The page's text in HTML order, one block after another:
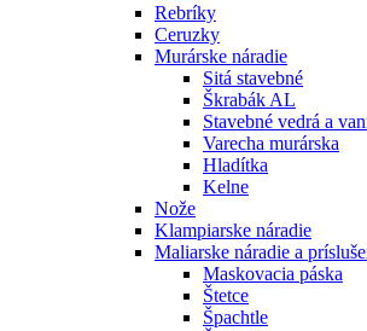
Rebríky
Ceruzky
Murárske náradie
Sitá stavebné
Škrabák AL
Stavebné vedrá a
Varecha murárska
Hladítka
Kelne
Nože
Klampiarske náradie
Maliarske náradie a
Maskovacia páska
Štetce
Špachtle